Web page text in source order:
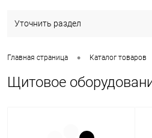
Уточнить раздел
Главная страница • Каталог товаров
Щитовое